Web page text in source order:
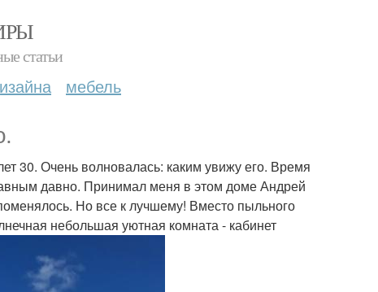
статьи
мебель
30. Очень волновалась: каким увижу его. Время
давно. Принимал меня в этом доме Андрей
Но все к лучшему! Вместо пыльного
небольшая уютная комната - кабинет